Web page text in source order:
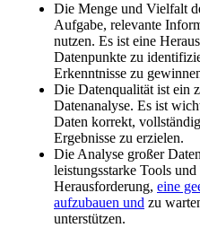
Die Menge und Vielfalt
Aufgabe, relevante
nutzen. Es ist eine
Datenpunkte zu
Erkenntnisse zu
Die Datenqualität ist ein
Datenanalyse. Es ist
Daten korrekt,
Ergebnisse zu erzielen.
Die Analyse großer
leistungsstarke Tools
Herausforderung, eine
aufzubauen und zu
unterstützen.